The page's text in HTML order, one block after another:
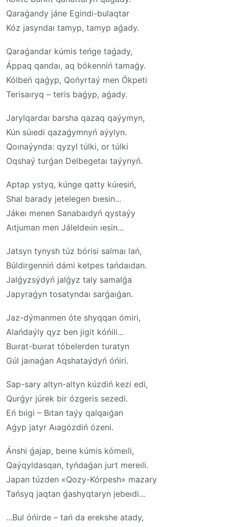
Qaraǵandy jáne Egindi-bulaqtar
Kóz jasyndaı tamyp, tamyp aǵady.
Qaraǵandar kúmis teńge taǵady,
Áppaq qandaı, aq bókenniń tamaǵy.
Kólbeń qaǵyp, Qońyrtaý men Ókpeti
Terisaıryq – teris baǵyp, aǵady.
Jarylqardaı barsha qazaq qaýymyn,
Kún súıedi qazaǵymnyń aýylyn.
Qoınaýynda: qyzyl túlki, or túlki
Oqshaý turǵan Delbegetaı taýynyń.
Aptap ystyq, kúnge qatty kúıesiń,
Shal barady jetelegen bıesin...
Jákeı menen Sanabaıdyń qystaýy
Aıtjuman men Jáleldeıin ıesin...
Jatsyn tynysh túz bórisi salmaı lań,
Búldirgenniń dámi ketpes tańdaıdan.
Jalǵyzsýdyń jalǵyz taly samalǵa
Japyraǵyn tosatyndaı sarǵaıǵan.
Jaz-dýmanmen óte shyqqan ómiri,
Alańdaýly qyz ben jigit kóńili...
Buırat-buırat tóbelerden turatyn
Gúl jaınaǵan Aqshataýdyń óńiri.
Sap-sary altyn-altyn kúzdiń kezi edi,
Qurǵyr júrek bir ózgeris sezedi.
Eń bıigi – Bıtan taýy qalqaıǵan
Aǵyp jatyr Aıagózdiń ózeni.
Ánshi ǵajap, beıne kúmis kómeıli,
Qaýqyldasqan, tyńdaǵan jurt mereıli.
Japan túzden «Qozy-Kórpesh» mazary
Tańsyq jaqtan ǵashyqtaryn jebeıdi...
...Bul óńirde – tań da erekshe atady,